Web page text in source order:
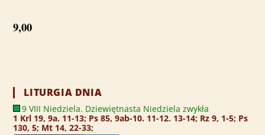
9,00
LITURGIA DNIA
9 VIII Niedziela. Dziewiętnasta Niedziela zwykła
1 Krl 19, 9a. 11-13; Ps 85, 9ab-10. 11-12. 13-14; Rz 9, 1-5; Ps
130, 5; Mt 14, 22-33;